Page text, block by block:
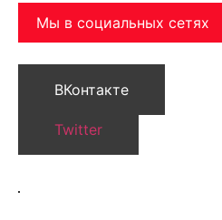
Мы в социальных сетях
ВКонтакте
Twitter